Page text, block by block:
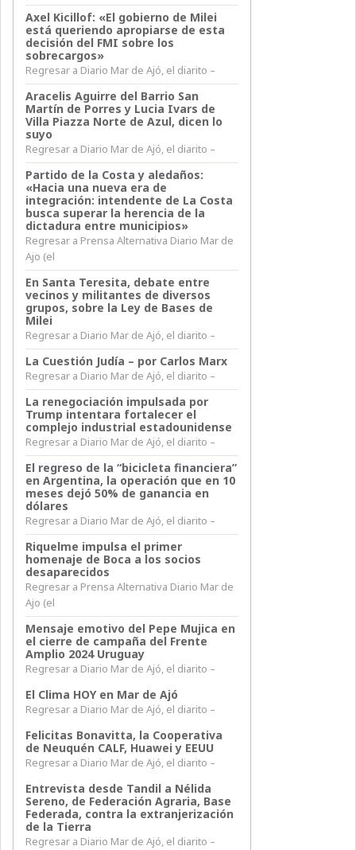
Axel Kicillof: «El gobierno de Milei
está queriendo apropiarse de esta
decisión del FMI sobre los
sobrecargos»
Regresar a Diario Mar de Ajó, el diarito –
Aracelis Aguirre del Barrio San
Martín de Porres y Lucia Ivars de
Villa Piazza Norte de Azul, dicen lo
suyo
Regresar a Diario Mar de Ajó, el diarito –
Partido de la Costa y aledaños:
«Hacia una nueva era de
integración: intendente de La Costa
busca superar la herencia de la
dictadura entre municipios»
Regresar a Prensa Alternativa Diario Mar de
Ajo (el
En Santa Teresita, debate entre
vecinos y militantes de diversos
grupos, sobre la Ley de Bases de
Milei
Regresar a Diario Mar de Ajó, el diarito –
La Cuestión Judía – por Carlos Marx
Regresar a Diario Mar de Ajó, el diarito –
La renegociación impulsada por
Trump intentara fortalecer el
complejo industrial estadounidense
Regresar a Diario Mar de Ajó, el diarito –
El regreso de la “bicicleta financiera”
en Argentina, la operación que en 10
meses dejó 50% de ganancia en
dólares
Regresar a Diario Mar de Ajó, el diarito –
Riquelme impulsa el primer
homenaje de Boca a los socios
desaparecidos
Regresar a Prensa Alternativa Diario Mar de
Ajo (el
Mensaje emotivo del Pepe Mujica en
el cierre de campaña del Frente
Amplio 2024 Uruguay
Regresar a Diario Mar de Ajó, el diarito –
El Clima HOY en Mar de Ajó
Regresar a Diario Mar de Ajó, el diarito –
Felicitas Bonavitta, la Cooperativa
de Neuquén CALF, Huawei y EEUU
Regresar a Diario Mar de Ajó, el diarito –
Entrevista desde Tandil a Nélida
Sereno, de Federación Agraria, Base
Federada, contra la extranjerización
de la Tierra
Regresar a Diario Mar de Ajó, el diarito –